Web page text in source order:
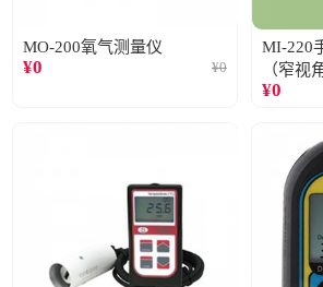
MO-200氧气测量仪
¥0 ¥0
MI-220
（窄视
¥0